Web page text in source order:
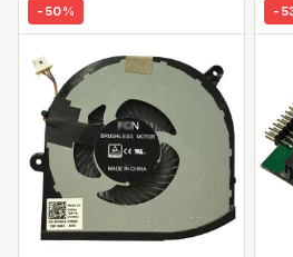
- 50% -